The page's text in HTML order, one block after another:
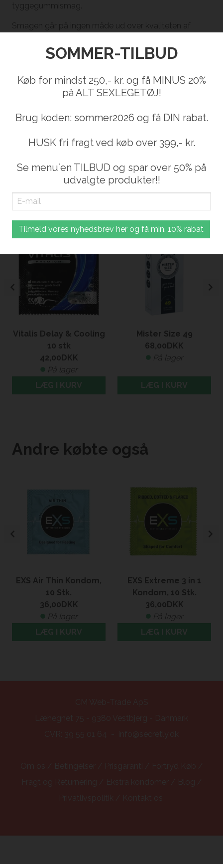
tyggegummismag.
Smagen går på ingen måde ud over kvaliteten af
Kondomet er helt normaltmed duft/aroma blandet i
Størrelse: Large
Længde: 194 mm
Relaterede produkter
Vitalis Delay & Cooling
10 stk
42,00DKK
På lager
LÆG I KURV
Mister Size 49
68,00DKK
På lager
LÆG I KURV
Andre købte også
EXS Air Thin Kondom,
10 Stk.
36,00DKK
På lager
LÆG I KURV
EXS Extreme 3 in 1
Kondom, 10 Stk.
36,00DKK
På lager
LÆG I KURV
SOMMER-TILBUD
Køb for mindst 250,- kr. og få MINUS 20%
på ALT SEXLEGETØJ!
Brug koden: sommer2026 og få DIN rabat.
HUSK fri fragt ved køb over 399,- kr.
Se menu`en TILBUD og spar over 50% på
udvalgte produkter!!
Tilmeld vores nyhedsbrev her og få min. 10% rabat